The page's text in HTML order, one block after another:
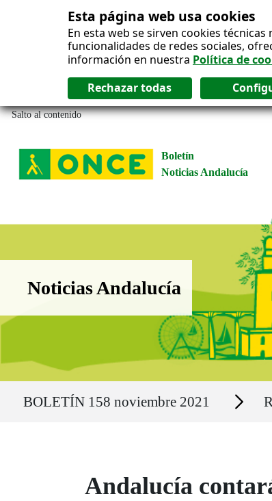
Esta página web usa cookies
En esta web se sirven cookies
funcionalidades de redes sociales,
información en nuestra Política de
Salto al contenido
Boletín
Noticias Andalucía
Boletín Noticias Andalucía
Noticias Andalucía
BOLETÍN 158 noviembre 2021 Secciones
Andalucía